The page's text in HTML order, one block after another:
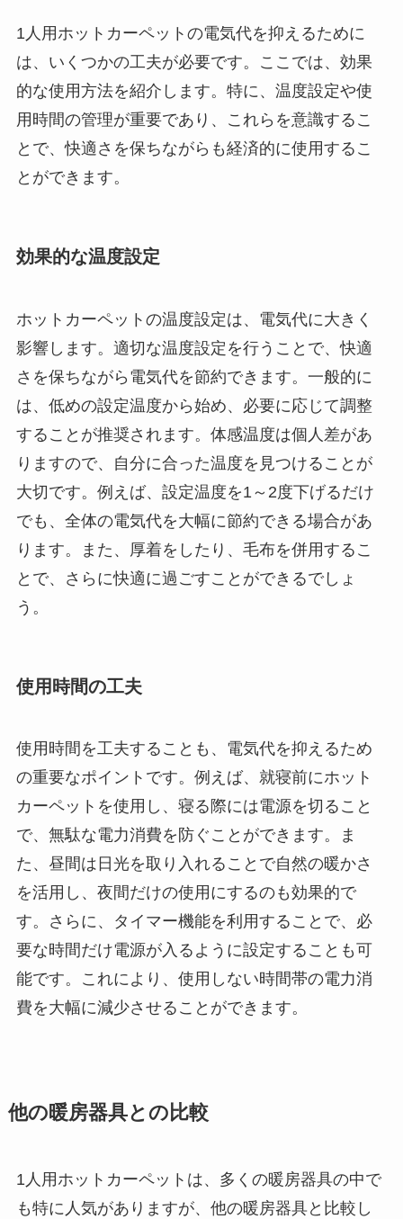
1人用ホットカーペットの電気代を抑えるために
は、いくつかの工夫が必要です。ここでは、効果
的な使用方法を紹介します。特に、温度設定や使
用時間の管理が重要であり、これらを意識するこ
とで、快適さを保ちながらも経済的に使用するこ
とができます。
効果的な温度設定
ホットカーペットの温度設定は、電気代に大きく
影響します。適切な温度設定を行うことで、快適
さを保ちながら電気代を節約できます。一般的に
は、低めの設定温度から始め、必要に応じて調整
することが推奨されます。体感温度は個人差があ
りますので、自分に合った温度を見つけることが
大切です。例えば、設定温度を1～2度下げるだけ
でも、全体の電気代を大幅に節約できる場合があ
ります。また、厚着をしたり、毛布を併用するこ
とで、さらに快適に過ごすことができるでしょ
う。
使用時間の工夫
使用時間を工夫することも、電気代を抑えるため
の重要なポイントです。例えば、就寝前にホット
カーペットを使用し、寝る際には電源を切ること
で、無駄な電力消費を防ぐことができます。ま
た、昼間は日光を取り入れることで自然の暖かさ
を活用し、夜間だけの使用にするのも効果的で
す。さらに、タイマー機能を利用することで、必
要な時間だけ電源が入るように設定することも可
能です。これにより、使用しない時間帯の電力消
費を大幅に減少させることができます。
他の暖房器具との比較
1人用ホットカーペットは、多くの暖房器具の中で
も特に人気がありますが、他の暖房器具と比較し